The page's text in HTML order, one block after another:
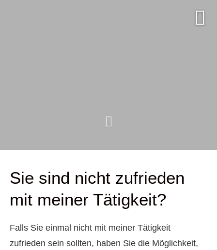
Sie sind nicht zufrieden
mit meiner Tätigkeit?
Falls Sie einmal nicht mit meiner Tätigkeit
zufrieden sein sollten, haben Sie die Möglichkeit,